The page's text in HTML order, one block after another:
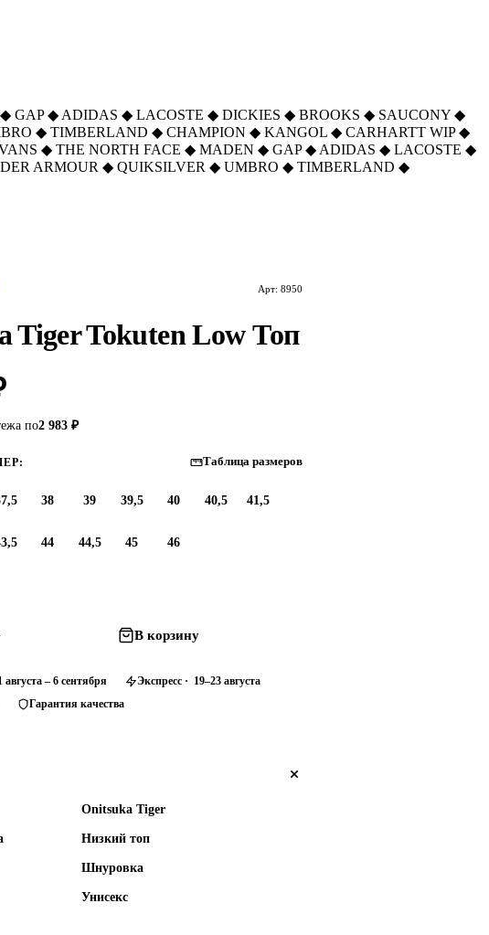
◆ GAP ◆ ADIDAS ◆ LACOSTE ◆ DICKIES ◆ BROOKS ◆ SAUCONY ◆
◆ TIMBERLAND ◆ CHAMPION ◆ KANGOL ◆ CARHARTT WIP ◆
◆ THE NORTH FACE ◆ MADEN ◆ GAP ◆ ADIDAS ◆ LACOSTE ◆
ARMOUR ◆ QUIKSILVER ◆ UMBRO ◆ TIMBERLAND ◆
Арт: 8950
Tiger Tokuten Low Топ
по2 983 ₽
Таблица размеров
38 39 39,5 40 40,5 41,5
44 44,5 45 46
В корзину
– 6 сентября
Экспресс · 19–23 августа
Гарантия качества
Onitsuka Tiger
Низкий топ
Шнуровка
Унисекс